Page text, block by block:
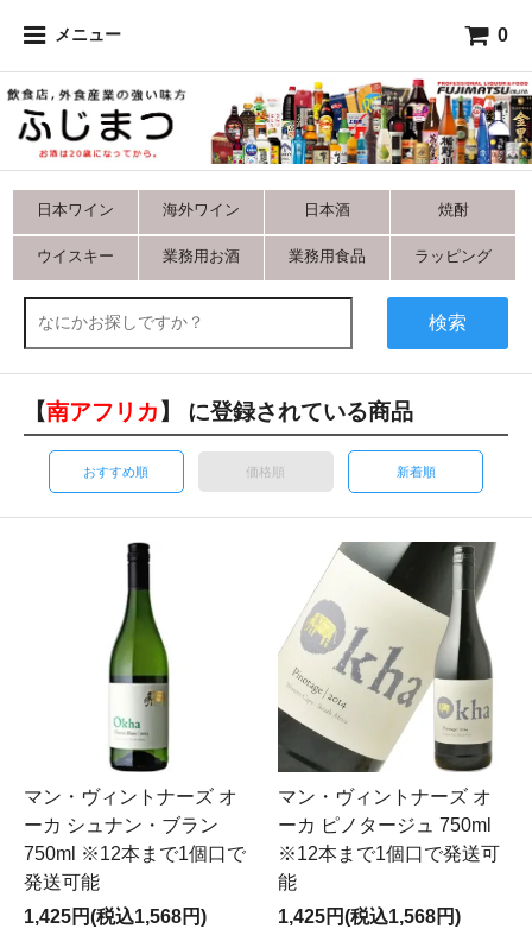
メニュー 0
日本ワイン 海外ワイン 日本酒 焼酎
ウイスキー 業務用お酒 業務用食品 ラッピング
検索
【南アフリカ 】 に登録されている商品
おすすめ順 価格順 新着順
マン・ヴィントナーズ オ
ーカ シュナン・ブラン
750ml ※12本まで1個口で
発送可能
1,425円(税込1,568円)
マン・ヴィントナーズ オ
ーカ ピノタージュ 750ml
※12本まで1個口で発送可
能
1,425円(税込1,568円)